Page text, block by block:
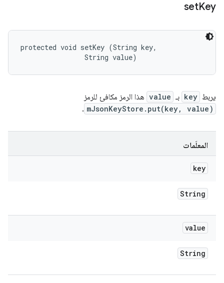
setKey
protected void setKey (String key,
                String value)
يربط key بـ value هذا الرمز مكافئ للرمز
mJsonKeyStore.put(key, value)
.
المعلَمات
key
String
value
String